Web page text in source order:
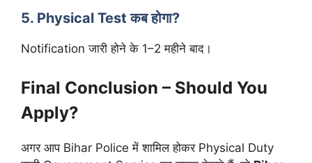
5. Physical Test कब होगा?
Notification जारी होने के 1–2 महीने बाद।
Final Conclusion – Should You
Apply?
अगर आप Bihar Police में शामिल होकर Physical Duty